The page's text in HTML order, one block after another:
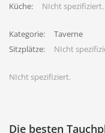
Küche: NIcht spezifiziert.
Kategorie:
Taverne
Sitzplätze:
NIcht
NIcht spezifiziert.
Die besten